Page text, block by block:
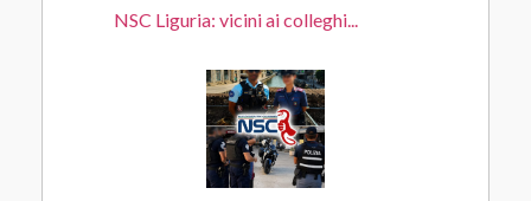
NSC Liguria: vicini ai colleghi...